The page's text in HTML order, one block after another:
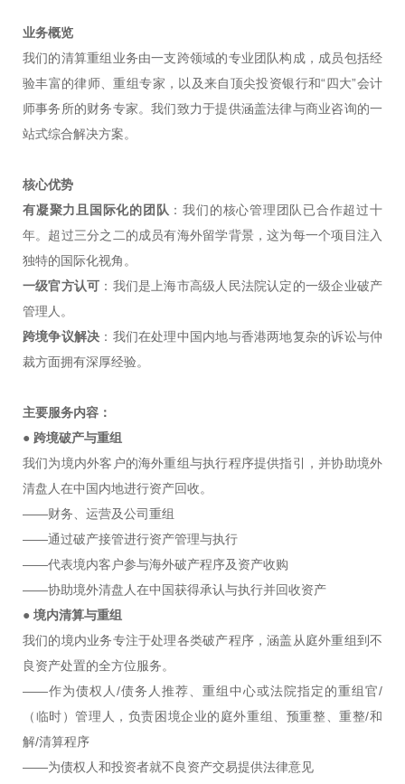
业务概览
我们的清算重组业务由一支跨领域的专业团队构成，成员包括经
验丰富的律师、重组专家，以及来自顶尖投资银行和“四大”会计
师事务所的财务专家。我们致力于提供涵盖法律与商业咨询的一
站式综合解决方案。
核心优势
有凝聚力且国际化的团队 ：我们的核心管理团队已合作超过十
年。超过三分之二的成员有海外留学背景，这为每一个项目注入
独特的国际化视角。
一级官方认可 ：我们是上海市高级人民法院认定的一级企业破产
管理人。
跨境争议解决 ：我们在处理中国内地与香港两地复杂的诉讼与仲
裁方面拥有深厚经验。
主要服务内容：
● 跨境破产与重组
我们为境内外客户的海外重组与执行程序提供指引，并协助境外
清盘人在中国内地进行资产回收。
——财务、运营及公司重组
——通过破产接管进行资产管理与执行
——代表境内客户参与海外破产程序及资产收购
——协助境外清盘人在中国获得承认与执行并回收资产
● 境内清算与重组
我们的境内业务专注于处理各类破产程序，涵盖从庭外重组到不
良资产处置的全方位服务。
——作为债权人/债务人推荐、重组中心或法院指定的重组官/
（临时）管理人，负责困境企业的庭外重组、预重整、重整/和
解/清算程序
——为债权人和投资者就不良资产交易提供法律意见